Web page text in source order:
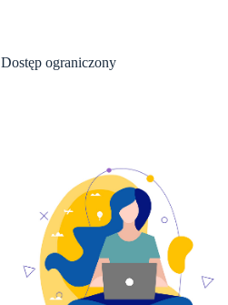
Dostęp ograniczony